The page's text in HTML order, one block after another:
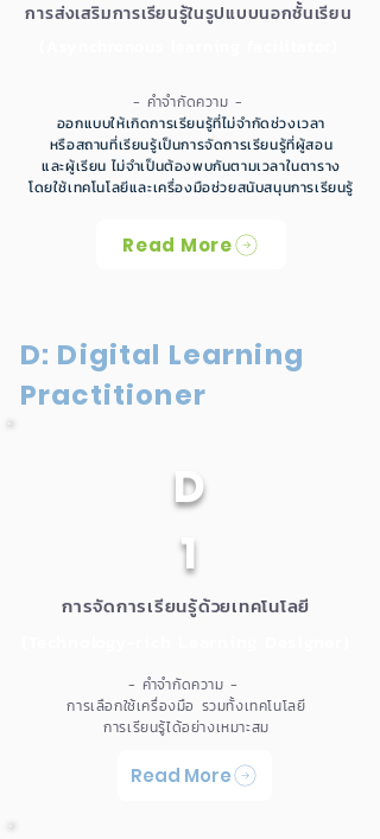
การส่งเสริมการเรียนรู้ในรูปแบบนอกชั้นเรียน
- คำจำกัดความ -
ออกแบบให้เกิดการเรียนรู้ที่ไม่จำกัดช่วงเวลา
หรือสถานที่เรียนรู้เป็นการจัดการเรียนรู้ที่ผู้สอน
และผู้เรียน ไม่จำเป็นต้องพบกันตามเวลาในตาราง
โดยใช้เทคโนโลยีและเครื่องมือช่วยสนับสนุนการเรียนรู้
Read More
D: Digital Learning
Practitioner
D
1
การจัดการเรียนรู้ด้วยเทคโนโลยี
- คำจำกัดความ -
การเลือกใช้เครื่องมือ รวมทั้งเทคโนโลยี
การเรียนรู้ได้อย่างเหมาะสม
Read More